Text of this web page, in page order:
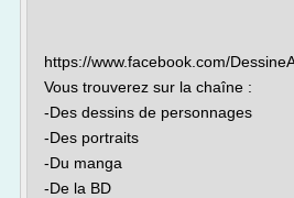
https://www.facebook.com/
Vous trouverez sur la chaîne :
-Des dessins de personnages
-Des portraits
-Du manga
-De la BD